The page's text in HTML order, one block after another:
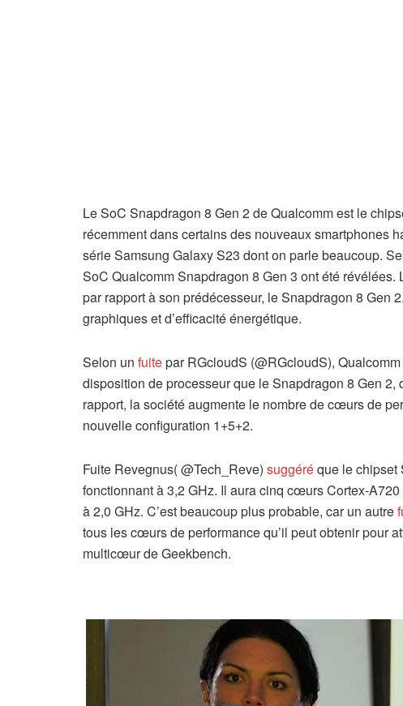
Le SoC Snapdragon 8 Gen 2 de Qualcomm est le
récemment dans certains des nouveaux smartphones
série Samsung Galaxy S23 dont on parle beaucoup.
SoC Qualcomm Snapdragon 8 Gen 3 ont été
par rapport à son prédécesseur, le Snapdragon 8 Gen
graphiques et d’efficacité énergétique.
Selon un fuitepar RGcloudS (@RGcloudS),
disposition de processeur que le Snapdragon 8 Gen
rapport, la société augmente le nombre de cœurs de
nouvelle configuration 1+5+2.
Fuite Revegnus( @Tech_Reve) suggéréque le chipset
fonctionnant à 3,2 GHz. Il aura cinq cœurs Cortex-
à 2,0 GHz. C’est beaucoup plus probable, car un autre
tous les cœurs de performance qu’il peut obtenir pour
multicœur de Geekbench.